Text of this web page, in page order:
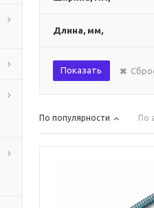
Длина, мм,
Показать
По популярности По